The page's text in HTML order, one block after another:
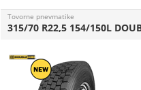
Tovorne pnevmatike
315/70 R22,5 154/150L